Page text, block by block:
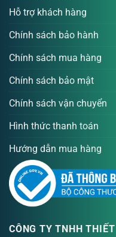
Hỗ trợ khách hàng
Chính sách bảo hành
Chính sách mua hàng
Chính sách bảo mật
Chính sách vận chuyển
Hình thức thanh toán
Hướng dẫn mua hàng
CÔNG TY TNHH